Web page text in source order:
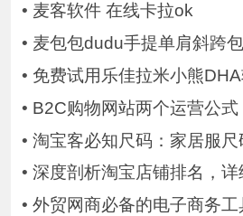
• 麦客软件 在线卡拉ok
• 麦包包dudu手提单肩斜跨
• 免费试用乐佳拉米小熊
• B2C购物网站两个运营公式
• 淘宝客必知尺码：家居服尺
• 深度剖析淘宝店铺排名，详
• 外贸网商必备的电子商务工